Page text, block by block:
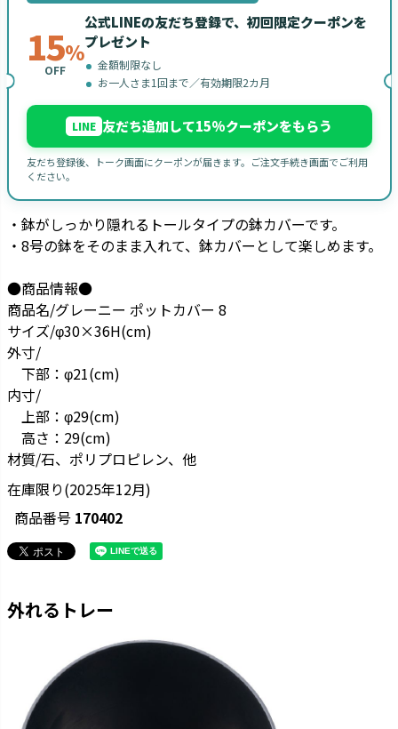
15%
OFF
公式LINEの友だち登録で、初回限定クーポンを
プレゼント
金額制限なし
お一人さま1回まで／有効期限2カ月
LINE 友だち追加して15%クーポンをもらう
友だち登録後、トーク画面にクーポンが届きます。ご注文手続き画面でご利用
ください。
・鉢がしっかり隠れるトールタイプの鉢カバーです。
・8号の鉢をそのまま入れて、鉢カバーとして楽しめます。
●商品情報●
商品名/グレーニー ポットカバー 8
サイズ/φ30×36H(cm)
外寸/
下部：φ21(cm)
内寸/
上部：φ29(cm)
高さ：29(cm)
材質/石、ポリプロピレン、他
在庫限り(2025年12月)
商品番号 170402
外れるトレー